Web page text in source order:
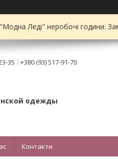
"Модна Леді" неробочі години.
35 +380 (93) 517-91-70
одежды
Контакти